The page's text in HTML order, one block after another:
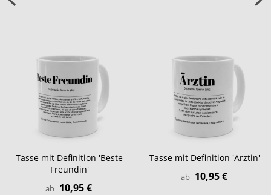
Tasse mit Definition 'Beste
Freundin'
ab 10,95 €
Tasse mit Definition 'Ärztin'
ab 10,95 €